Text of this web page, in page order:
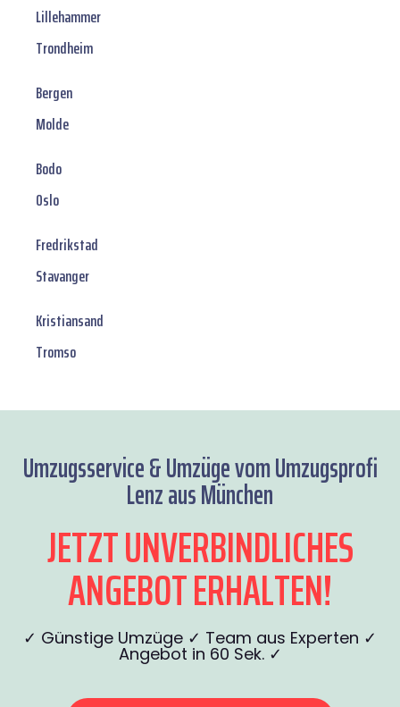
Lillehammer
Trondheim
Bergen
Molde
Bodo
Oslo
Fredrikstad
Stavanger
Kristiansand
Tromso
Umzugsservice & Umzüge vom Umzugsprofi
Lenz aus München
JETZT UNVERBINDLICHES
ANGEBOT ERHALTEN!
✓ Günstige Umzüge ✓ Team aus Experten ✓
Angebot in 60 Sek. ✓